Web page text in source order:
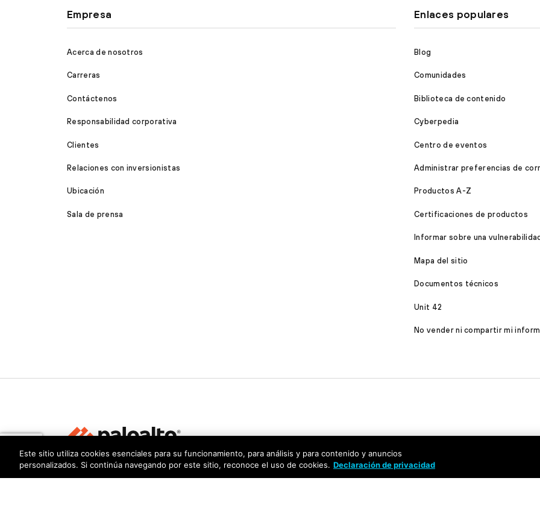
Empresa
Acerca de nosotros
Carreras
Contáctenos
Responsabilidad corporativa
Clientes
Relaciones con inversionistas
Ubicación
Sala de prensa
Enlaces populares
Blog
Comunidades
Biblioteca de contenido
Cyberpedia
Centro de eventos
Administrar preferencias de
Productos A-Z
Certificaciones de productos
Informar sobre una vulnerabilidad
Mapa del sitio
Documentos técnicos
Unit 42
No vender ni compartir mi
PrivacidadCentro de confianzaCondiciones de uso Documentación
Este sitio utiliza cookies esenciales para su funcionamiento, para análisis y para contenido y anuncios
personalizados. Si continúa navegando por este sitio, reconoce el uso de cookies. Declaración de privacidad